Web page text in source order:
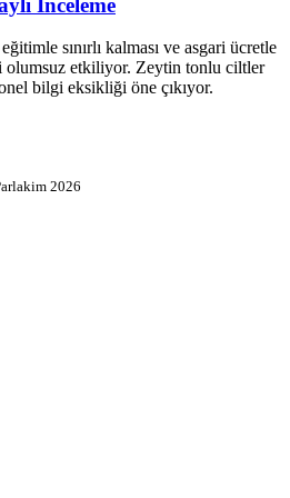
sınırlı kalması ve asgari ücretle
olumsuz etkiliyor. Zeytin tonlu ciltler
bilgi eksikliği öne çıkıyor.
2026